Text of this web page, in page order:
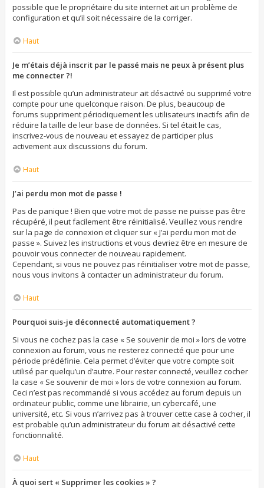
possible que le propriétaire du site internet ait un problème de
configuration et qu’il soit nécessaire de la corriger.
Haut
Je m’étais déjà inscrit par le passé mais ne peux à présent plus
me connecter ?!
Il est possible qu’un administrateur ait désactivé ou supprimé votre
compte pour une quelconque raison. De plus, beaucoup de
forums suppriment périodiquement les utilisateurs inactifs afin de
réduire la taille de leur base de données. Si tel était le cas,
inscrivez-vous de nouveau et essayez de participer plus
activement aux discussions du forum.
Haut
J’ai perdu mon mot de passe !
Pas de panique ! Bien que votre mot de passe ne puisse pas être
récupéré, il peut facilement être réinitialisé. Veuillez vous rendre
sur la page de connexion et cliquer sur « J’ai perdu mon mot de
passe ». Suivez les instructions et vous devriez être en mesure de
pouvoir vous connecter de nouveau rapidement.
Cependant, si vous ne pouvez pas réinitialiser votre mot de passe,
nous vous invitons à contacter un administrateur du forum.
Haut
Pourquoi suis-je déconnecté automatiquement ?
Si vous ne cochez pas la case « Se souvenir de moi » lors de votre
connexion au forum, vous ne resterez connecté que pour une
période prédéfinie. Cela permet d’éviter que votre compte soit
utilisé par quelqu’un d’autre. Pour rester connecté, veuillez cocher
la case « Se souvenir de moi » lors de votre connexion au forum.
Ceci n’est pas recommandé si vous accédez au forum depuis un
ordinateur public, comme une librairie, un cybercafé, une
université, etc. Si vous n’arrivez pas à trouver cette case à cocher, il
est probable qu’un administrateur du forum ait désactivé cette
fonctionnalité.
Haut
À quoi sert « Supprimer les cookies » ?